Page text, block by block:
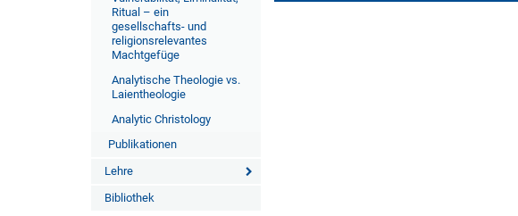
Ritual – ein
gesellschafts- und
religionsrelevantes
Machtgefüge
Analytische Theologie vs.
Laientheologie
Analytic Christology
Publikationen
Lehre
Bibliothek